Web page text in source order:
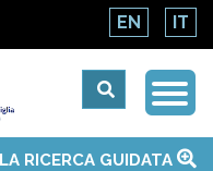
EN IT
RICERCA GUIDATA